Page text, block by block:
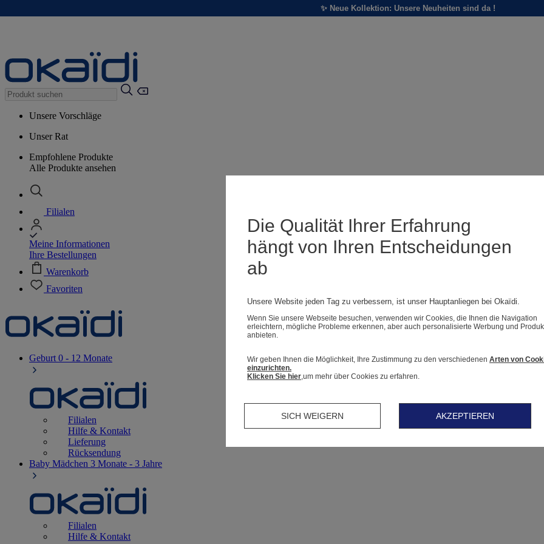
✨ Neue Kollektion: Unsere Neuheiten sind da !
Unsere Vorschläge
Unser Rat
Empfohlene Produkte
Alle Produkte ansehen
Filialen
Meine Informationen
Ihre Bestellungen
Warenkorb
Favoriten
Geburt 0 - 12 Monate
Filialen
Hilfe & Kontakt
Lieferung
Rücksendung
Baby Mädchen 3 Monate - 3 Jahre
Filialen
Hilfe & Kontakt
Die Qualität Ihrer Erfahrung
hängt von Ihren Entscheidungen
ab
Unsere Website jeden Tag zu verbessern, ist unser Hauptanliegen bei Okaïdi.
Wenn Sie unsere Webseite besuchen, verwenden wir Cookies, die Ihnen die Navigation
erleichtern, mögliche Probleme erkennen, aber auch personalisierte Werbung und
anbieten.
Wir geben Ihnen die Möglichkeit, Ihre Zustimmung zu den verschiedenen Arten von
einzurichten.
Klicken Sie hier ,um mehr über Cookies zu erfahren.
SICH WEIGERN AKZEPTIEREN